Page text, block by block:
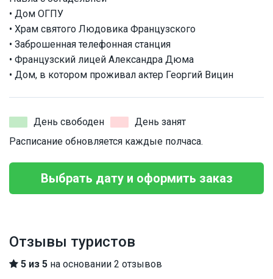
• Дом ОГПУ
• Храм святого Людовика Французского
• Заброшенная телефонная станция
• Французский лицей Александра Дюма
• Дом, в котором проживал актер Георгий Вицин
День свободен
День занят
Расписание обновляется каждые полчаса.
Выбрать дату и оформить заказ
Отзывы туристов
5 из 5 на основании 2 отзывов